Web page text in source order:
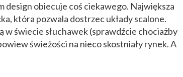
design obiecuje coś ciekawego. Największa
która pozwala dostrzec układy scalone.
świecie słuchawek (sprawdźcie chociażby
świeżości na nieco skostniały rynek. A